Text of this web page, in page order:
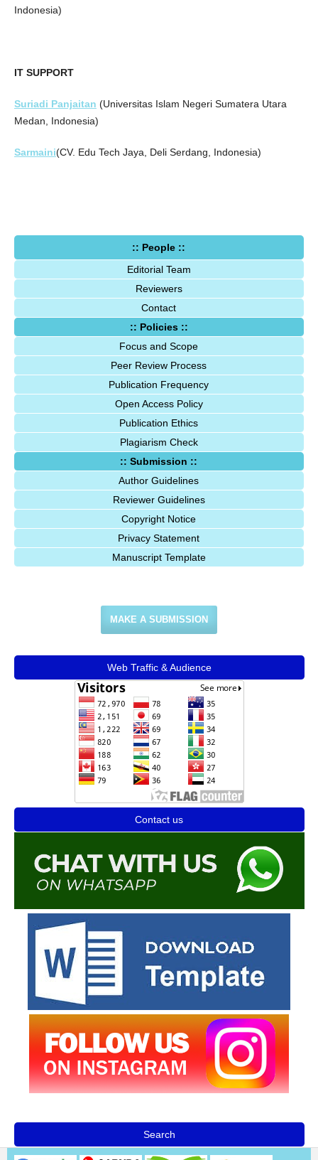
Indonesia)
IT SUPPORT
Suriadi Panjaitan (Universitas Islam Negeri Sumatera Utara
Medan, Indonesia)
Sarmaini(CV. Edu Tech Jaya, Deli Serdang, Indonesia)
:: People ::
Editorial Team
Reviewers
Contact
:: Policies ::
Focus and Scope
Peer Review Process
Publication Frequency
Open Access Policy
Publication Ethics
Plagiarism Check
:: Submission ::
Author Guidelines
Reviewer Guidelines
Copyright Notice
Privacy Statement
Manuscript Template
MAKE A SUBMISSION
Web Traffic & Audience
Contact us
Search